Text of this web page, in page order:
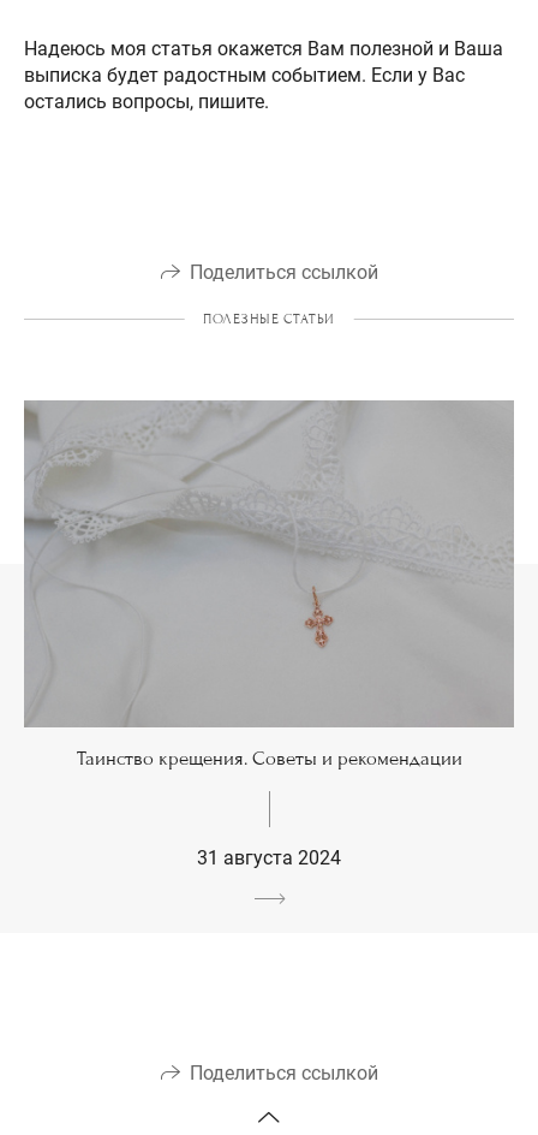
Надеюсь моя статья окажется Вам полезной и Ваша
выписка будет радостным событием. Если у Вас
остались вопросы, пишите.
Поделиться ссылкой
ПОЛЕЗНЫЕ СТАТЬИ
Таинство крещения. Советы и рекомендации
31 августа 2024
Поделиться ссылкой